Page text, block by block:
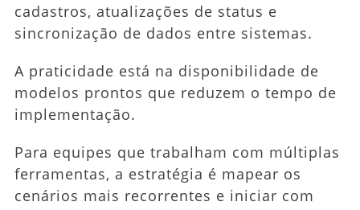
cadastros, atualizações de status e
sincronização de dados entre sistemas.
A praticidade está na disponibilidade de
modelos prontos que reduzem o tempo de
implementação.
Para equipes que trabalham com múltiplas
ferramentas, a estratégia é mapear os
cenários mais recorrentes e iniciar com